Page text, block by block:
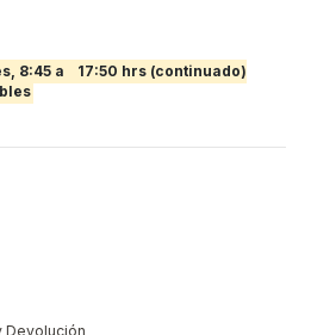
8:45 a
17:50 hrs (continuado)
Devolución